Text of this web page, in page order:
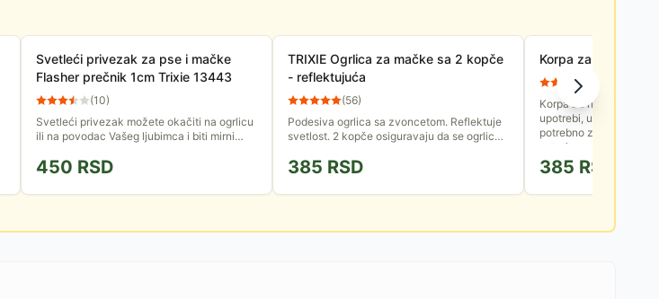
Svetleći privezak za pse i mačke
Flasher prečnik 1cm Trixie 13443
(10)
Svetleći privezak možete okačiti na ogrlicu
ili na povodac Vašeg ljubimca i biti mirni
smanjene vidljivosti....
450 RSD
TRIXIE Ogrlica za mačke sa 2 kopče
- reflektujuća
(56)
Podesiva ogrlica sa zvoncetom. Reflektuje
svetlost. 2 kopče osiguravaju da se ogrlica
385 RSD
Korpa za pse
Korpa za njušku je
upotrebi, u slučajevima
potrebno zaštititi od
veterinara i sl).
385 RSD